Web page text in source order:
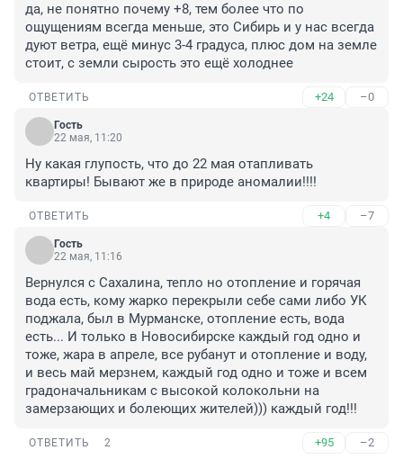
да, не понятно почему +8, тем более что по
ощущениям всегда меньше, это Сибирь и у нас всегда
дуют ветра, ещё минус 3-4 градуса, плюс дом на земле
стоит, с земли сырость это ещё холоднее
ОТВЕТИТЬ +24 –0
Гость
22 мая, 11:20
Ну какая глупость, что до 22 мая отапливать
квартиры! Бывают же в природе аномалии!!!!
ОТВЕТИТЬ +4 –7
Гость
22 мая, 11:16
Вернулся с Сахалина, тепло но отопление и горячая
вода есть, кому жарко перекрыли себе сами либо УК
поджала, был в Мурманске, отопление есть, вода
есть... И только в Новосибирске каждый год одно и
тоже, жара в апреле, все рубанут и отопление и воду,
и весь май мерзнем, каждый год одно и тоже и всем
градоначальникам с высокой колокольни на
замерзающих и болеющих жителей))) каждый год!!!
ОТВЕТИТЬ 2 +95 –2